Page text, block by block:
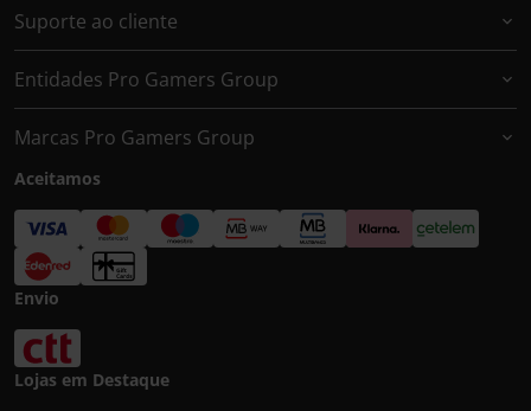
Suporte ao cliente
Entidades Pro Gamers Group
Marcas Pro Gamers Group
Aceitamos
Envio
Lojas em Destaque